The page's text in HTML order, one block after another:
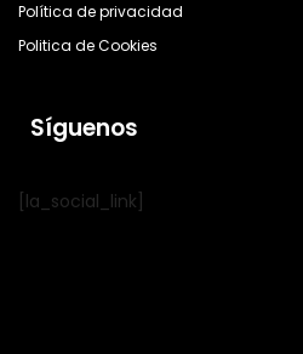
Política de privacidad
Politica de Cookies
Síguenos
[la_social_link]